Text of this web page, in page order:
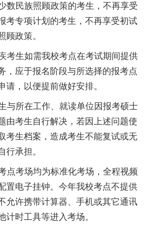
族照顾政策的考生，不再享受
考专项计划的考生，不再享受初试
顾政策。
如需我校考点在考试期间提供
，应于报名阶段与所选择的报考点
请，以便提前做好安排。
在工作、就读单位因报考硕士
由考生自行解决，若因上述问题使
考生档案，造成考生不能复试或无
行承担。
场均为标准化考场，全程视频
置电子挂钟。今年我校考点不提供
允许携带计算器、手机或其它通讯
计时工具等进入考场。